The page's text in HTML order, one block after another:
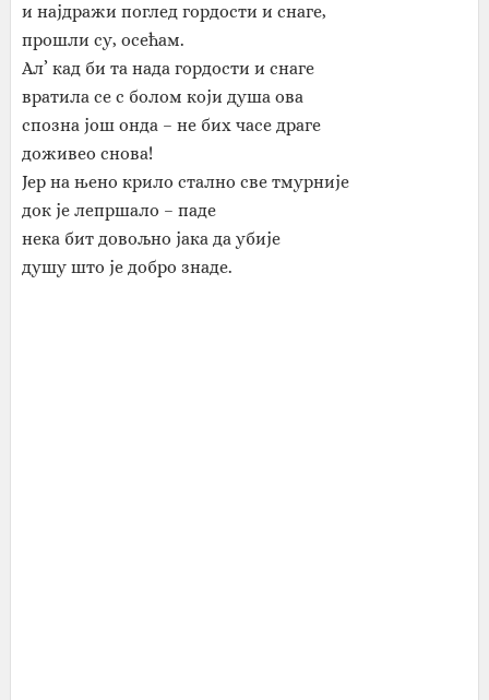
и најдражи поглед гордости и снаге,
прошли су, осећам.
Ал’ кад би та нада гордости и снаге
вратила се с болом који душа ова
спозна још онда – не бих часе драге
доживео снова!
Јер на њено крило стално све тмурније
док је лепршало – паде
нека бит довољно јака да убије
душу што је добро знаде.